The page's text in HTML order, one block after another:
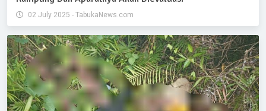
02 July 2025 - TabukaNews.com